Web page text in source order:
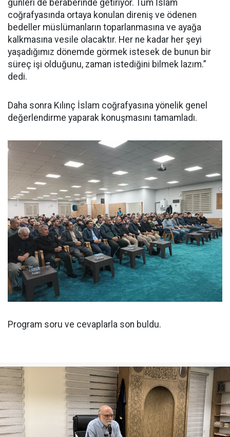
günleri de beraberinde getiriyor. Tüm İslam
coğrafyasında ortaya konulan direniş ve ödenen
bedeller müslümanların toparlanmasına ve ayağa
kalkmasına vesile olacaktır. Her ne kadar her şeyi
yaşadığımız dönemde görmek istesek de bunun bir
süreç işi olduğunu, zaman istediğini bilmek lazım.”
dedi.
Daha sonra Kılınç İslam coğrafyasına yönelik genel
değerlendirme yaparak konuşmasını tamamladı.
Program soru ve cevaplarla son buldu.